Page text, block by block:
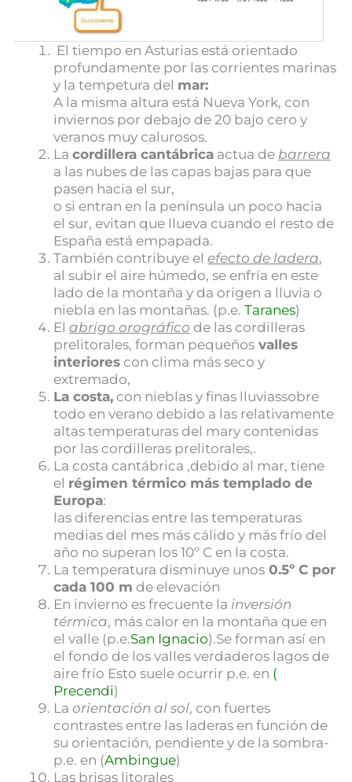
El tiempo en Asturias está orientado
profundamente por las corrientes marinas
y la tempetura del mar:
A la misma altura está Nueva York, con
inviernos por debajo de 20 bajo cero y
veranos muy calurosos.
La cordillera cantábrica actua de barrera
a las nubes de las capas bajas para que
pasen hacia el sur,
o si entran en la península un poco hacia
el sur, evitan que llueva cuando el resto de
España está empapada.
También contribuye el efecto de ladera,
al subir el aire húmedo, se enfría en este
lado de la montaña y da origen a lluvia o
niebla en las montañas. (p.e. Taranes)
El abrigo orográfico de las cordilleras
prelitorales, forman pequeños valles
interiores con clima más seco y
extremado,
La costa, con nieblas y finas lluviassobre
todo en verano debido a las relativamente
altas temperaturas del mary contenidas
por las cordilleras prelitorales,.
La costa cantábrica ,debido al mar, tiene
el régimen térmico más templado de
Europa:
las diferencias entre las temperaturas
medias del mes más cálido y más frío del
año no superan los 10º C en la costa.
La temperatura disminuye unos 0.5º C por
cada 100 m de elevación
En invierno es frecuente la inversión
térmica, más calor en la montaña que en
el valle (p.e.San Ignacio).Se forman así en
el fondo de los valles verdaderos lagos de
aire frío Esto suele ocurrir p.e. en (
Precendi)
La orientación al sol, con fuertes
contrastes entre las laderas en función de
su orientación, pendiente y de la sombra-
p.e. en (Ambingue)
Las brisas litorales